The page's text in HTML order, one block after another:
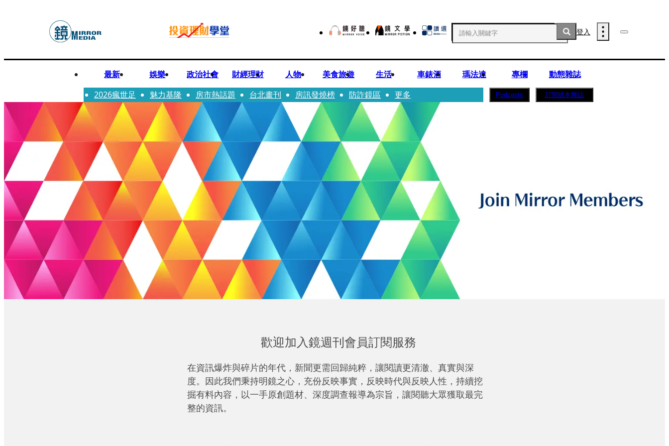
登入
最新 娛樂 政治社會 財經理財 人物 美食旅遊 生活 車錶酒 瑪法達 專欄
動態雜誌
2026瘋世足
魅力基隆 房市熱話題 台北畫刊 房訊發燒榜 防詐鏡區 更多 Podcasts 訂閱紙本雜誌
歡迎加入鏡週刊會員訂閱服務
在資訊爆炸與碎片的年代，新聞更需回歸純粹，讓閱讀更清澈、真實與深
度。因此我們秉持明鏡之心，充份反映事實，反映時代與反映人性，持續挖
掘有料內容，以一手原創題材、深度調查報導為宗旨，讓閱聽大眾獲取最完
整的資訊。